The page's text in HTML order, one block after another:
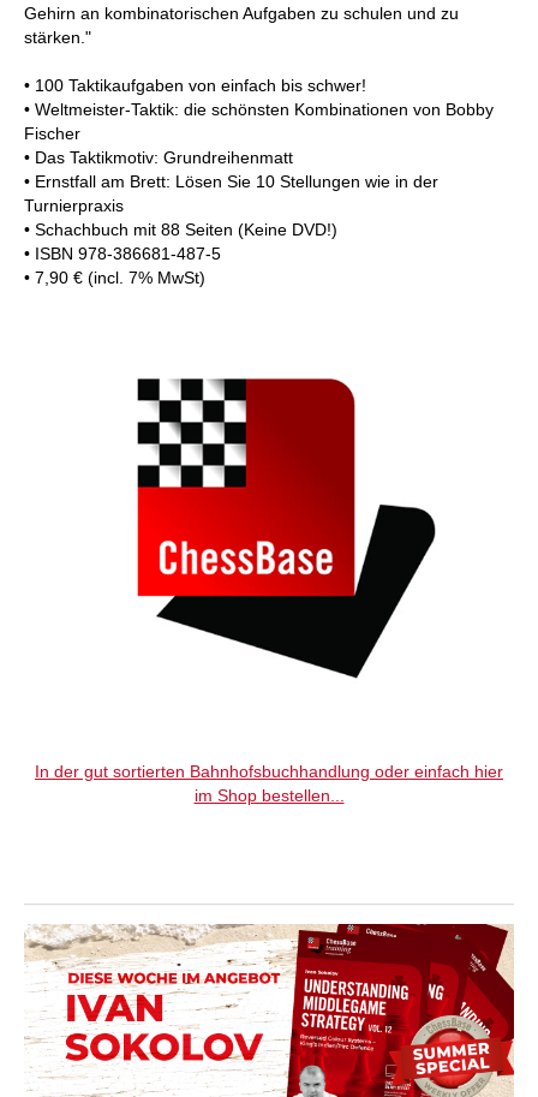
Gehirn an kombinatorischen Aufgaben zu schulen und zu
stärken."
• 100 Taktikaufgaben von einfach bis schwer!
• Weltmeister-Taktik: die schönsten Kombinationen von Bobby
Fischer
• Das Taktikmotiv: Grundreihenmatt
• Ernstfall am Brett: Lösen Sie 10 Stellungen wie in der
Turnierpraxis
• Schachbuch mit 88 Seiten (Keine DVD!)
• ISBN 978-386681-487-5
• 7,90 € (incl. 7% MwSt)
In der gut sortierten Bahnhofsbuchhandlung oder einfach hier
im Shop bestellen...